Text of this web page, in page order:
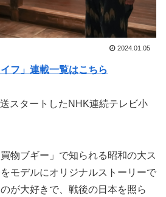
2024.01.05
フ」連載一覧はこちら
スタートしたNHK連続テレビ小
物ブギー」で知られる昭和の大ス
モデルにオリジナルストーリーで
が大好きで、戦後の日本を照ら